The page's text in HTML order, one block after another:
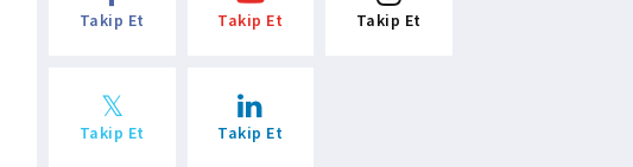
Takip Et Takip Et Takip Et
Takip Et Takip Et